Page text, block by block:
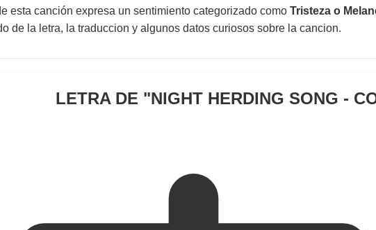
esta canción expresa un sentimiento categorizado como Tristeza o
de la letra, la traduccion y algunos datos curiosos sobre la cancion.
LETRA DE "NIGHT HERDING SONG -